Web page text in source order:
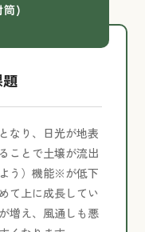
筒)
なり、日光が地表
ことで土壌が流出
う）機能※が低下
て上に成長してい
増え、風通しも悪